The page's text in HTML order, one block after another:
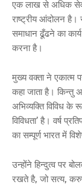
एक लाख से अधिक
राष्ट्रीय आंदोलन
समाधान ढूँढने का
करना है।
मुख्य वक्ता ने एकात्म
कहा जाता है। किन्तु
अभिव्यक्ति विविध के
विविधता’ है। वर्ष
का सम्पूर्ण भारत में
उन्होंने हिन्दुत्व पर
रखते है, जो सत्य,